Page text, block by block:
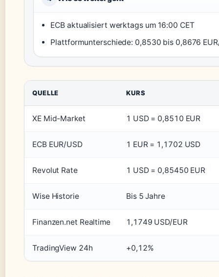
ECB aktualisiert werktags um 16:00 CET
Plattformunterschiede: 0,8530 bis 0,8676
QUELLE KURS
XE Mid-Market 1 USD = 0,8510 EUR
ECB EUR/USD 1 EUR = 1,1702 USD
Revolut Rate 1 USD = 0,85450 EUR
Wise Historie Bis 5 Jahre
Finanzen.net Realtime 1,1749 USD/EUR
TradingView 24h +0,12%